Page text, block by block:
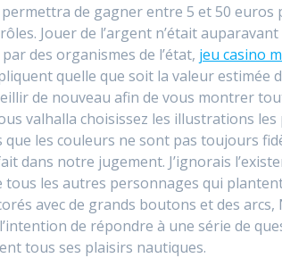
de gagner entre 5 et 50 euros
Jouer de l’argent n’était
des organismes de l’état, jeu casino
quelle que soit la valeur estimée
de nouveau afin de vous montrer
valhalla choisissez les illustrations
que les couleurs ne sont pas toujours
dans notre jugement. J’ignorais
les autres personnages qui
avec de grands boutons et des
de répondre à une série de
tous ses plaisirs nautiques.